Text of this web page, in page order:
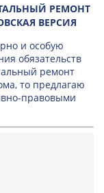
РЕМОНТ
ВЕРСИЯ
и особую
обязательств
ремонт
то предлагаю
правовыми